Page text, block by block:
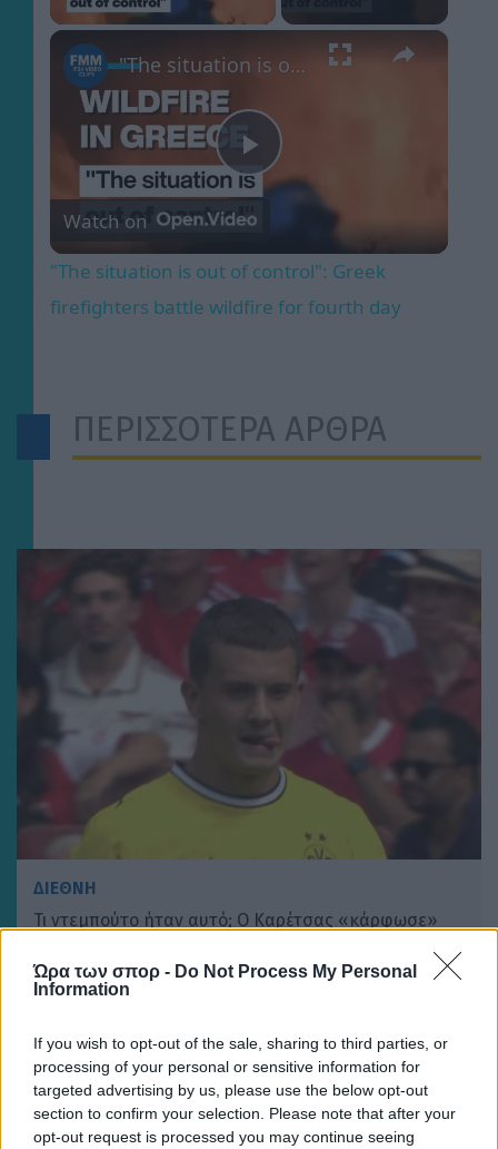
Ώρα των σπορ - Do Not Process My Personal
Information
If you wish to opt-out of the sale, sharing to third parties, or
processing of your personal or sensitive information for
targeted advertising by us, please use the below opt-out
section to confirm your selection. Please note that after your
opt-out request is processed you may continue seeing
×
Play
Video
"The situation is out of control": Greek firefighters battle wildfire for fourth day
Watch on
"The situation is out of control": Greek
firefighters battle wildfire for fourth day
ΠΕΡΙΣΣΟΤΕΡΑ ΑΡΘΡΑ
ΔΙΕΘΝΗ
Τι ντεμπούτο ήταν αυτό; Ο Καρέτσας «κάρφωσε»